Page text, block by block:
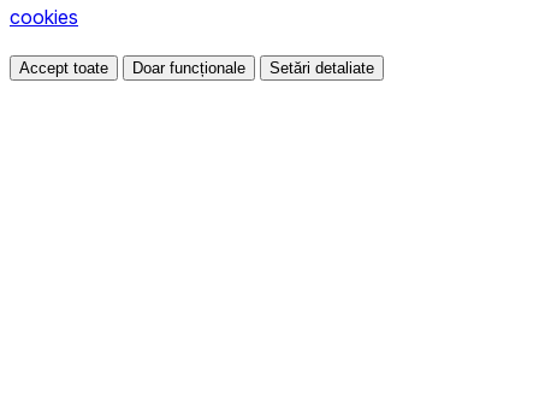
cookies
Accept toate Doar funcționale Setări detaliate